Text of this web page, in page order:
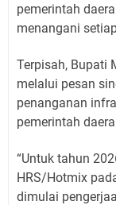
pemerintah
menangani
Terpisah, Bupati
melalui pesan
penanganan
pemerintah
“Untuk tahun
HRS/Hotmix
dimulai